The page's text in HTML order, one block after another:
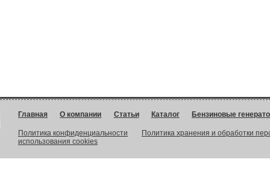
Главная О компании Статьи Каталог Бензиновые
Политика конфиденциальности
Политика хранения и обработки
использования cookies